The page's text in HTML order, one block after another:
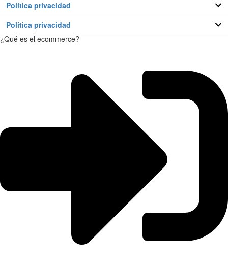
Política privacidad
Política privacidad
¿Qué es el ecommerce?